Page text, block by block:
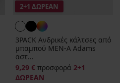
2+1 ΔΩΡΕΑΝ
3PACK Ανδρικές κάλτσες από
μπαμπού MEN-A Adams
αστ...
9,29 € προσφορά 2+1
ΔΩΡΕΑΝ